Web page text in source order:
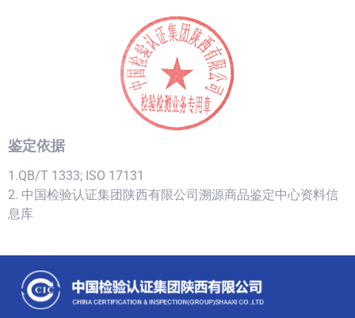
鉴定依据
1.QB/T 1333; ISO 17131
2. 中国检验认证集团陕西有限公司溯源商品鉴定中心资料信
息库